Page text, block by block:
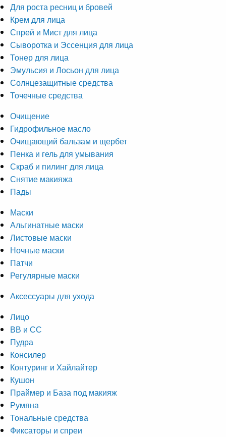
Для роста ресниц и бровей
Крем для лица
Спрей и Мист для лица
Сыворотка и Эссенция для лица
Тонер для лица
Эмульсия и Лосьон для лица
Солнцезащитные средства
Точечные средства
Очищение
Гидрофильное масло
Очищающий бальзам и щербет
Пенка и гель для умывания
Скраб и пилинг для лица
Снятие макияжа
Пады
Маски
Альгинатные маски
Листовые маски
Ночные маски
Патчи
Регулярные маски
Аксессуары для ухода
Лицо
ВВ и СС
Пудра
Консилер
Контуринг и Хайлайтер
Кушон
Праймер и База под макияж
Румяна
Тональные средства
Фиксаторы и спреи